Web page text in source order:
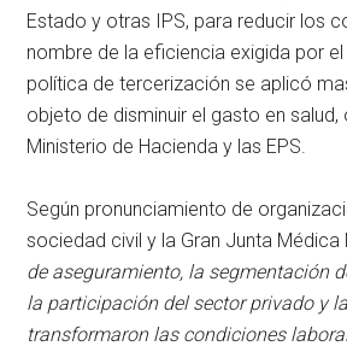
Estado y otras IPS, para reducir los
nombre de la eficiencia exigida por
política de tercerización se aplicó
objeto de disminuir el gasto en
Ministerio de Hacienda y las EPS.
Según pronunciamiento de
sociedad civil y la Gran Junta Médica
de aseguramiento, la segmentación
la participación del sector privado y
transformaron las condiciones